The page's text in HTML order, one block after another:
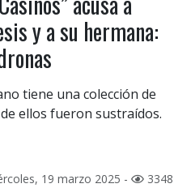
y a su hermana:
tiene una colección de
ellos fueron sustraídos.
19 marzo 2025 - 3348